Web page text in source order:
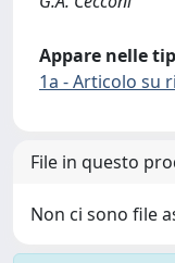
Appare nelle
1a - Articolo su
File in questo
Non ci sono file